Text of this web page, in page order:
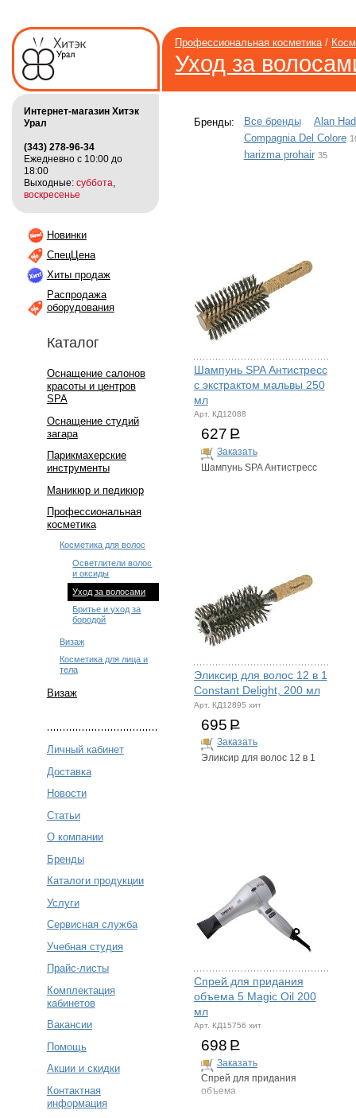
Профессиональная косметика/
Уход за
Интернет-магазин Хитэк
Урал
(343) 278-96-34
Ежедневно с 10:00 до
18:00
Выходные: суббота
воскресенье
Новинки
СпецЦена
Хиты продаж
Распродажа
оборудования
Каталог
Оснащение салонов
красоты и центров
SPA
Оснащение студий
загара
Парикмахерские
инструменты
Маникюр и педикюр
Профессиональная
косметика
Косметика для волос
Осветлители волос
и оксиды
Уход за волосами
Бритье и уход за
бородой
Визаж
Косметика для лица и
тела
Визаж
Личный кабинет
Доставка
Новости
Статьи
О компании
Бренды
Каталоги продукции
Услуги
Сервисная служба
Учебная студия
Прайс-листы
Комплектация
кабинетов
Вакансии
Помощь
Акции и скидки
Контактная
информация
Бренды: Все бренды
Alan
Compagnia Del Colore
harizma prohair 35
Шампунь SPA Антистресс
с экстрактом мальвы 250
мл
Арт. КД12088
627 Р
Заказать
Шампунь SPA Антистресс
Эликсир для волос 12 в 1
Constant Delight, 200 мл
Арт. КД12895 хит
695 Р
Заказать
Эликсир для волос 12 в 1
Спрей для придания
объема 5 Magic Oil 200
мл
Арт. КД15756 хит
698 Р
Заказать
Спрей для придания
объема